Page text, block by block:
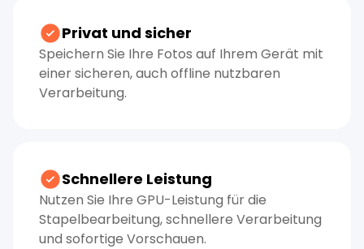
Privat und sicher
Speichern Sie Ihre Fotos auf Ihrem Gerät mit
einer sicheren, auch offline nutzbaren
Verarbeitung.
Schnellere Leistung
Nutzen Sie Ihre GPU-Leistung für die
Stapelbearbeitung, schnellere Verarbeitung
und sofortige Vorschauen.